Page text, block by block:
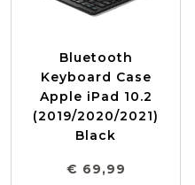
Bluetooth
Keyboard Case
Apple iPad 10.2
(2019/2020/2021)
Black
€ 69,99